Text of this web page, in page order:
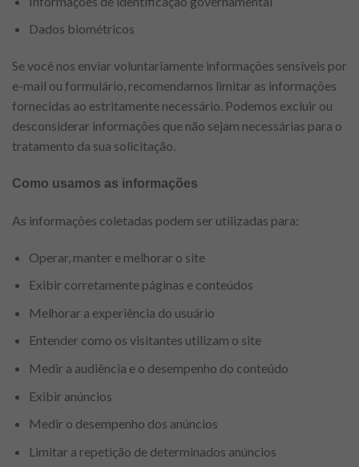
Dados biométricos
Se você nos enviar voluntariamente informações sensíveis por
e-mail ou formulário, recomendamos limitar as informações
fornecidas ao estritamente necessário. Podemos excluir ou
desconsiderar informações que não sejam necessárias para o
tratamento da sua solicitação.
Como usamos as informações
As informações coletadas podem ser utilizadas para:
Operar, manter e melhorar o site
Exibir corretamente páginas e conteúdos
Melhorar a experiência do usuário
Entender como os visitantes utilizam o site
Medir a audiência e o desempenho do conteúdo
Exibir anúncios
Medir o desempenho dos anúncios
Limitar a repetição de determinados anúncios